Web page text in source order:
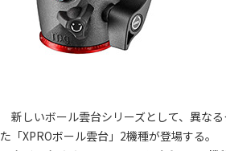
新しいボール雲台シリーズとして、異な
た「XPROボール雲台」2機種が登場する。